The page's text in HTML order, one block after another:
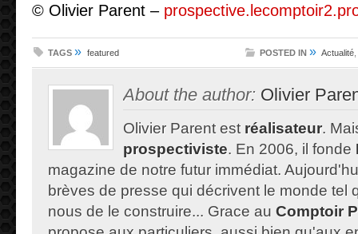
© Olivier Parent –
TAGS » featured POSTED IN » Actualité
About the author: Olivier
Olivier Parent est réalisateur.
prospectiviste. En 2006, il fonde
magazine de notre futur immédiat.
brèves de presse qui décrivent le monde tel
nous de le construire... Grace au Comptoir